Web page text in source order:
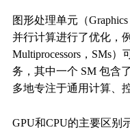
图形处理单元（
并行计算进行了优化，
Multiprocessors，SMs
务，其中一个 SM 包含
多地专注于通用计算、
GPU和CPU的主要区别